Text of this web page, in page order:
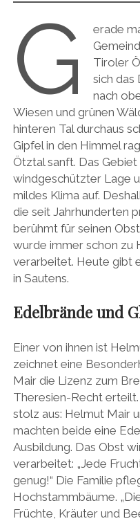
G
erade
Tiroler
sich das
nach
Wiesen und grünen
hinteren Tal durchaus
Gipfel in den Himmel
Ötztal sanft. Das
windgeschützter Lage
mildes Klima auf.
die seit Jahrhunderten
berühmt für seinen
wurde immer schon zu
verarbeitet. Heute gibt
in Sautens.
Edelbrände und
Einer von ihnen ist
zeichnet eine
Mair die Lizenz zum
Theresien-Recht
stolz aus: Helmut Mair
machten beide eine
Ausbildung. Das Obst
verarbeitet: „Jede
genug!“ Die Familie
Hochstammbäume.
Früchte, Kräuter und